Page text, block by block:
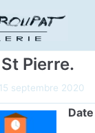
Pierre.
15 septembre 2020